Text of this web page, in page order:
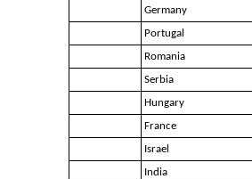
Germany
Portugal
Romania
Serbia
Hungary
France
Israel
India